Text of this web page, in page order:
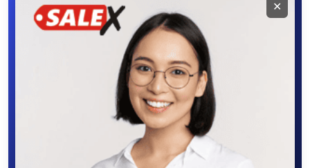
приложение
Скачайте приложение в Google Play –
крутите колесо фортуны, выигрывайте
бонусы, удобно ищите и размещайте
объявления - все это в нашем мобильном
приложении SALEX!
✕